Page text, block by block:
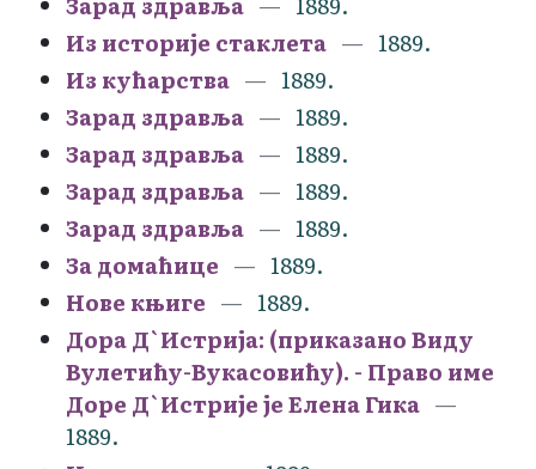
Из историје стаклета
1889.
Из кућарства
1889.
Зарад здравља
1889.
Зарад здравља
1889.
Зарад здравља
1889.
Зарад здравља
1889.
За домаћице
1889.
Нове књиге
1889.
Дора Д`Истрија: (приказано Виду
Вулетићу-Вукасовићу). - Право име
Доре Д`Истрије је Елена Гика
1889.